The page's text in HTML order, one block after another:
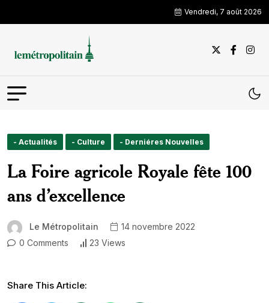
Vendredi, 7 août 2026
- Actualités - Culture - Derniéres Nouvelles
La Foire agricole Royale fête 100
ans d’excellence
Le Métropolitain
14 novembre 2022
0 Comments
23 Views
Share This Article: